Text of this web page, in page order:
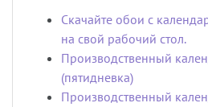
Скачайте обои с
на свой рабочий стол.
Производственный
(пятидневка)
Производственный